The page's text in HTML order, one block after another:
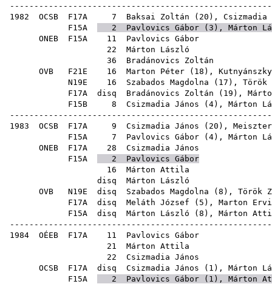
1982 OCSB F17A 7 Baksai Zoltán ( 20 ), Csizmadia
F15A
2 Pavlovics Gábor ( 3 ), Márton
ONEB F15A 11
Pavlovics Gábor
22
Márton László
36
Bradánovics Zoltán
OVB F21E 16 Marton Péter ( 18 ),
N19E 16 Szabados Magdolna ( 17 ), Török
F17A disq Bradánovics Zoltán ( 19 ),
F15B 8 Csizmadia János ( 4), Márton
1983 OCSB F17A 9 Csizmadia János ( 20 ),
F15A 7 Pavlovics Gábor ( 4), Márton
ONEB F17A 28
Csizmadia János
F15A
2
Pavlovics Gábor
16
Márton Attila
disq
Márton László
OVB N19E disq Szabados Magdolna ( 8 ), Török
F17A disq Meláth József ( 5 ), Marton
F15A disq Márton László ( 8 ), Márton
1984 OÉEB F17A 11
Pavlovics Gábor
21
Márton Attila
22
Csizmadia János
OCSB F17A disq Csizmadia János ( 1 ), Márton
F15A
2 Pavlovics Gábor ( 1 ), Márton